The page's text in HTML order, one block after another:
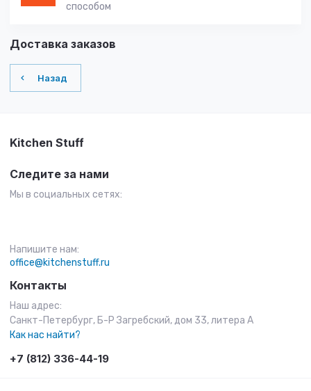
способом
Доставка заказов
Назад
Kitchen Stuff
Следите за нами
Мы в социальных сетях:
Напишите нам:
office@kitchenstuff.ru
Контакты
Наш адрес:
Санкт-Петербург, Б-Р Загребский, дом 33, литера А
Как нас найти?
+7 (812) 336-44-19